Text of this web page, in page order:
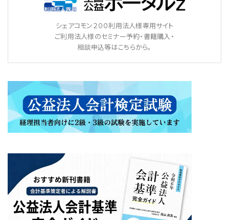
シェアコモン２００利用法人様専用サイト
ご利用法人様のセミナー予約・書籍購入・
相談申込等はこちらから。